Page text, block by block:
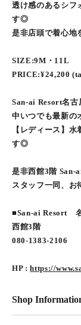
透け感のあるシフ
す◎
是非店頭で着心地
SIZE:9M・11L
PRICE:¥24,200
San-ai Resort名古
中いつでも最新の
【レディース】
す◎
是非西館3階 San-
スタッフ一同、お
■San-ai Resort
西館3階
080-1383-2106
HP :https://
Shop